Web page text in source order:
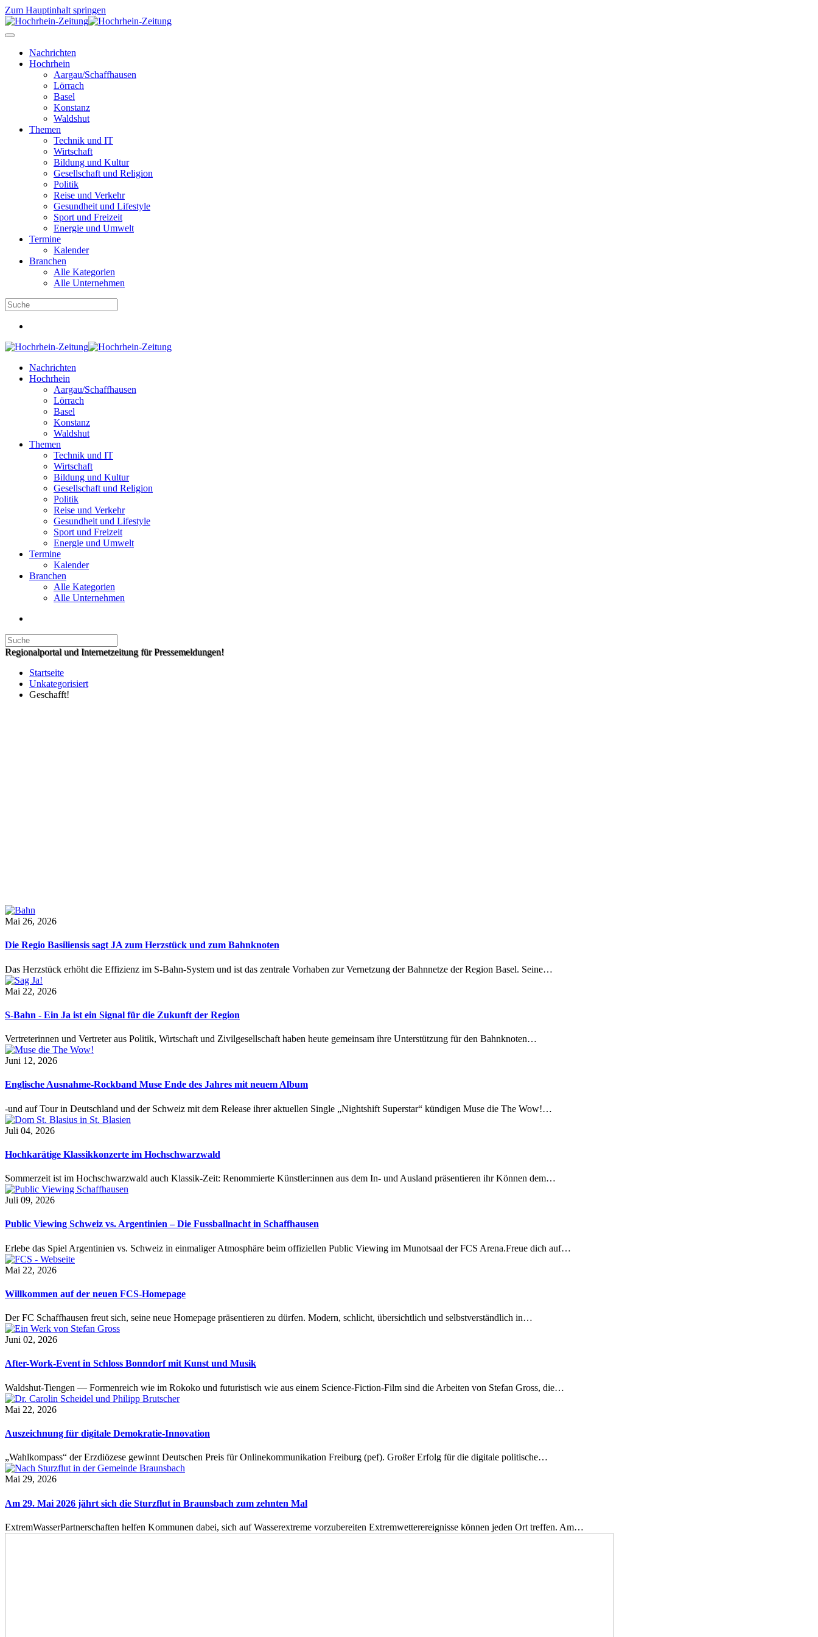
Zum Hauptinhalt springen
Nachrichten
Hochrhein
Aargau/Schaffhausen
Lörrach
Basel
Konstanz
Waldshut
Themen
Technik und IT
Wirtschaft
Bildung und Kultur
Gesellschaft und Religion
Politik
Reise und Verkehr
Gesundheit und Lifestyle
Sport und Freizeit
Energie und Umwelt
Termine
Kalender
Branchen
Alle Kategorien
Alle Unternehmen
Nachrichten
Hochrhein
Aargau/Schaffhausen
Lörrach
Basel
Konstanz
Waldshut
Themen
Technik und IT
Wirtschaft
Bildung und Kultur
Gesellschaft und Religion
Politik
Reise und Verkehr
Gesundheit und Lifestyle
Sport und Freizeit
Energie und Umwelt
Termine
Kalender
Branchen
Alle Kategorien
Alle Unternehmen
Regionalportal und Internetzeitung für Pressemeldungen!
Startseite
Unkategorisiert
Geschafft!
Mai 26, 2026
Die Regio Basiliensis sagt JA zum Herzstück und zum Bahnknoten
Das Herzstück erhöht die Effizienz im S-Bahn-System und ist das zentrale Vorhaben zur Vernetzung der Bahnnetze der Region Basel. Seine…
Mai 22, 2026
S-Bahn - Ein Ja ist ein Signal für die Zukunft der Region
Vertreterinnen und Vertreter aus Politik, Wirtschaft und Zivilgesellschaft haben heute gemeinsam ihre Unterstützung für den Bahnknoten…
Juni 12, 2026
Englische Ausnahme-Rockband Muse Ende des Jahres mit neuem Album
-und auf Tour in Deutschland und der Schweiz mit dem Release ihrer aktuellen Single „Nightshift Superstar“ kündigen Muse die The Wow!…
Juli 04, 2026
Hochkarätige Klassikkonzerte im Hochschwarzwald
Sommerzeit ist im Hochschwarzwald auch Klassik-Zeit: Renommierte Künstler:innen aus dem In- und Ausland präsentieren ihr Können dem…
Juli 09, 2026
Public Viewing Schweiz vs. Argentinien – Die Fussballnacht in Schaffhausen
Erlebe das Spiel Argentinien vs. Schweiz in einmaliger Atmosphäre beim offiziellen Public Viewing im Munotsaal der FCS Arena.Freue dich auf…
Mai 22, 2026
Willkommen auf der neuen FCS-Homepage
Der FC Schaffhausen freut sich, seine neue Homepage präsentieren zu dürfen. Modern, schlicht, übersichtlich und selbstverständlich in…
Juni 02, 2026
After-Work-Event in Schloss Bonndorf mit Kunst und Musik
Waldshut-Tiengen — Formenreich wie im Rokoko und futuristisch wie aus einem Science-Fiction-Film sind die Arbeiten von Stefan Gross, die…
Mai 22, 2026
Auszeichnung für digitale Demokratie-Innovation
„Wahlkompass“ der Erzdiözese gewinnt Deutschen Preis für Onlinekommunikation Freiburg (pef). Großer Erfolg für die digitale politische…
Mai 29, 2026
Am 29. Mai 2026 jährt sich die Sturzflut in Braunsbach zum zehnten Mal
ExtremWasserPartnerschaften helfen Kommunen dabei, sich auf Wasserextreme vorzubereiten Extremwetterereignisse können jeden Ort treffen. Am…